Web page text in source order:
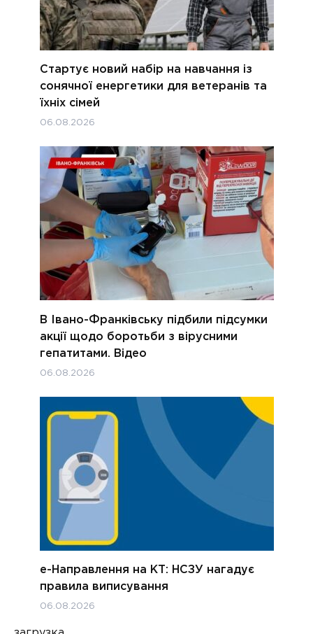
Стартує новий набір на навчання із
сонячної енергетики для ветеранів та
їхніх сімей
06.08.2026
В Івано-Франківську підбили підсумки
акції щодо боротьби з вірусними
гепатитами. Відео
06.08.2026
е-Направлення на КТ: НСЗУ нагадує
правила виписування
06.08.2026